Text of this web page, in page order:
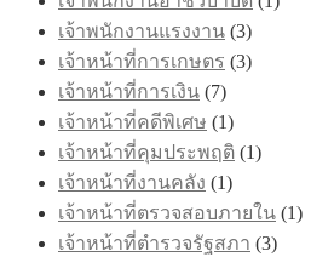
เจ้าพนักงานแรงงาน (3)
เจ้าหน้าที่การเกษตร (3)
เจ้าหน้าที่การเงิน (7)
เจ้าหน้าที่คดีพิเศษ (1)
เจ้าหน้าที่คุมประพฤติ (1)
เจ้าหน้าที่งานคลัง (1)
เจ้าหน้าที่ตรวจสอบภายใน (1)
เจ้าหน้าที่ตำรวจรัฐสภา (3)